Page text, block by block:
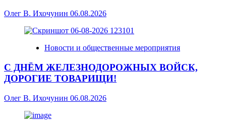
Олег В. Ихочунин 06.08.2026
Новости и общественные мероприятия
С ДНЁМ ЖЕЛЕЗНОДОРОЖНЫХ ВОЙСК,
ДОРОГИЕ ТОВАРИЩИ!
Олег В. Ихочунин 06.08.2026